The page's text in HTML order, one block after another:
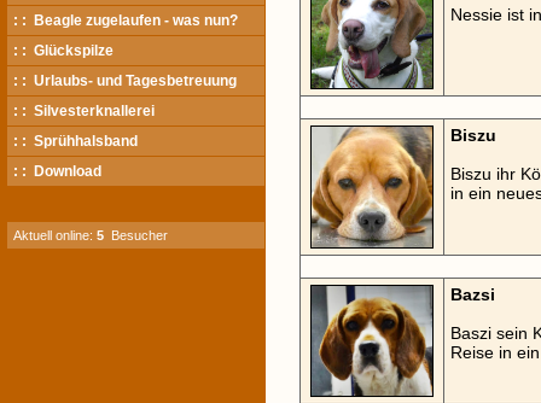
: : Beagle zugelaufen - was nun?
: : Glückspilze
: : Urlaubs- und Tagesbetreuung
: : Silvesterknallerei
: : Sprühhalsband
: : Download
Aktuell online: 5 Besucher
Nessie ist
Biszu
Biszu ihr
in ein
Bazsi
Baszi sein
Reise in